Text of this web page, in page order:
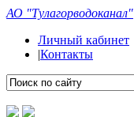
АО "Тулагорводоканал"
Личный кабинет
|Контакты